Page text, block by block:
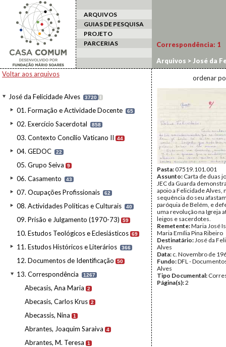
ARQUIVOS
GUIAS DE PESQUISA
PROJETO
PARCERIAS
Voltar aos arquivos
José da Felicidade Alves 3720 I
01. Formação e Actividade Docente 65
02. Exercício Sacerdotal 858
03. Contexto Concílio Vaticano II 44
04. GEDOC 22
05. Grupo Seiva 9
06. Casamento 43
07. Ocupações Profissionais 62
08. Actividades Políticas e Culturais 40
09. Prisão e Julgamento (1970-73) 59
10. Estudos Teológicos e Eclesiásticos 69
11. Estudos Históricos e Literários 366
12. Documentos de Identificação 50
13. Correspondência 1267
Abecasis, Ana Maria 2
Abecasis, Carlos Krus 2
Abecassis, Nina 1
Abrantes, Joaquim Saraiva 4
Abrantes, M. Teresa 1
Correspondência: 1
Arquivos > José da
ordenar
Pasta:07519.101.001
Assunto: Carta de duas
JEC da Guarda
apoio a Felicidade Alves,
sequência do seu
paróquia de Belém, e
uma revolução na Igreja
leigos e sacerdotes.
Remetente:Maria José
Maria Emília Pina Ribeiro
Destinatário:José da
Alves
Data: c. Novembro de
Fundo:DFL -
Alves
Tipo Documental:
Página(s):2